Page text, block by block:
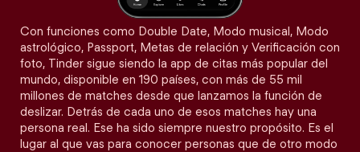
Con funciones como Double Date, Modo musical, Modo
astrológico, Passport, Metas de relación y Verificación con
foto, Tinder sigue siendo la app de citas más popular del
mundo, disponible en 190 países, con más de 55 mil
millones de matches desde que lanzamos la función de
deslizar. Detrás de cada uno de esos matches hay una
persona real. Ese ha sido siempre nuestro propósito. Es el
lugar al que vas para conocer personas que de otro modo